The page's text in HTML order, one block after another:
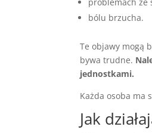
bólu brzucha.
Te objawy mogą
bywa trudne.
jednostkami.
Każda osoba ma
Jak